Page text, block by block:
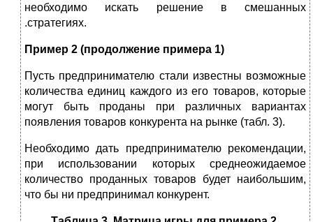
необходимо искать ре­шение в смешанных
.стратегиях.
Пример 2 (продолжение примера 1)
Пусть предпринимателю стали известны возможные
количества единиц каждого из его товаров, которые
могут быть проданы при различных вариантах
появления товаров конкурента на рынке (табл. 3).
Необходимо дать предпринимателю рекомендации,
при использовании которых среднеожидаемое
количество проданных товаров будет наибольшим,
что бы ни предпринимал конкурент.